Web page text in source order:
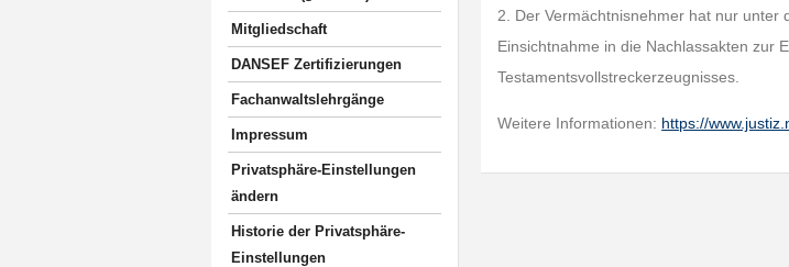
Mitgliedschaft
DANSEF Zertifizierungen
Fachanwaltslehrgänge
Impressum
Privatsphäre-Einstellungen
ändern
Historie der Privatsphäre-
Einstellungen
2. Der Vermächtnisnehmer hat nur unter
Einsichtnahme in die Nachlassakten zur
Testamentsvollstreckerzeugnisses.
Weitere Informationen: https://